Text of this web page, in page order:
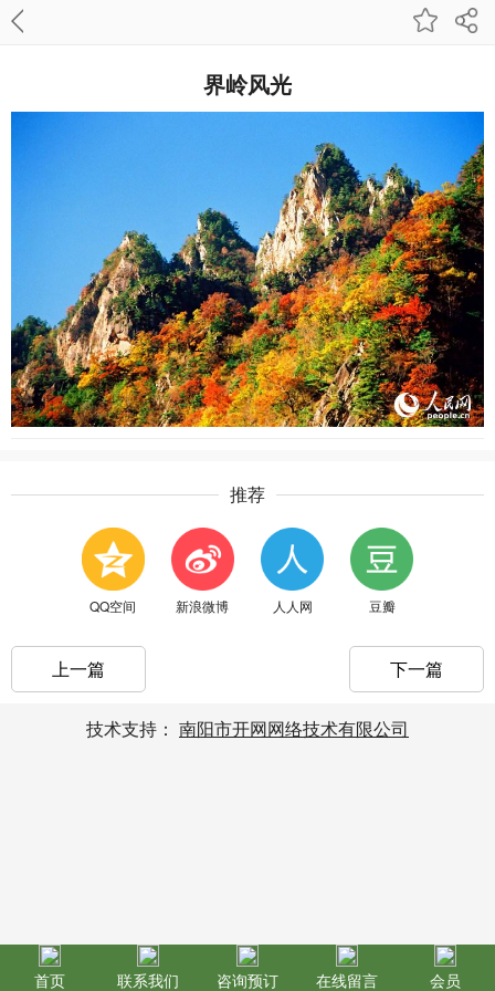
界岭风光
推荐
QQ空间 新浪微博 人人网 豆瓣
上一篇 下一篇
技术支持： 南阳市开网网络技术有限公司
首页 联系我们 咨询预订 在线留言 会员